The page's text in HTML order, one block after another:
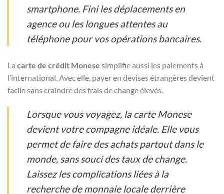
smartphone. Fini les déplacements en
agence ou les longues attentes au
téléphone pour vos opérations bancaires.
La carte de crédit Monese simplifie aussi les paiements à
l’international. Avec elle, payer en devises étrangères devient
facile sans craindre des frais de change élevés.
Lorsque vous voyagez, la carte Monese
devient votre compagne idéale. Elle vous
permet de faire des achats partout dans le
monde, sans souci des taux de change.
Laissez les complications liées à la
recherche de monnaie locale derrière